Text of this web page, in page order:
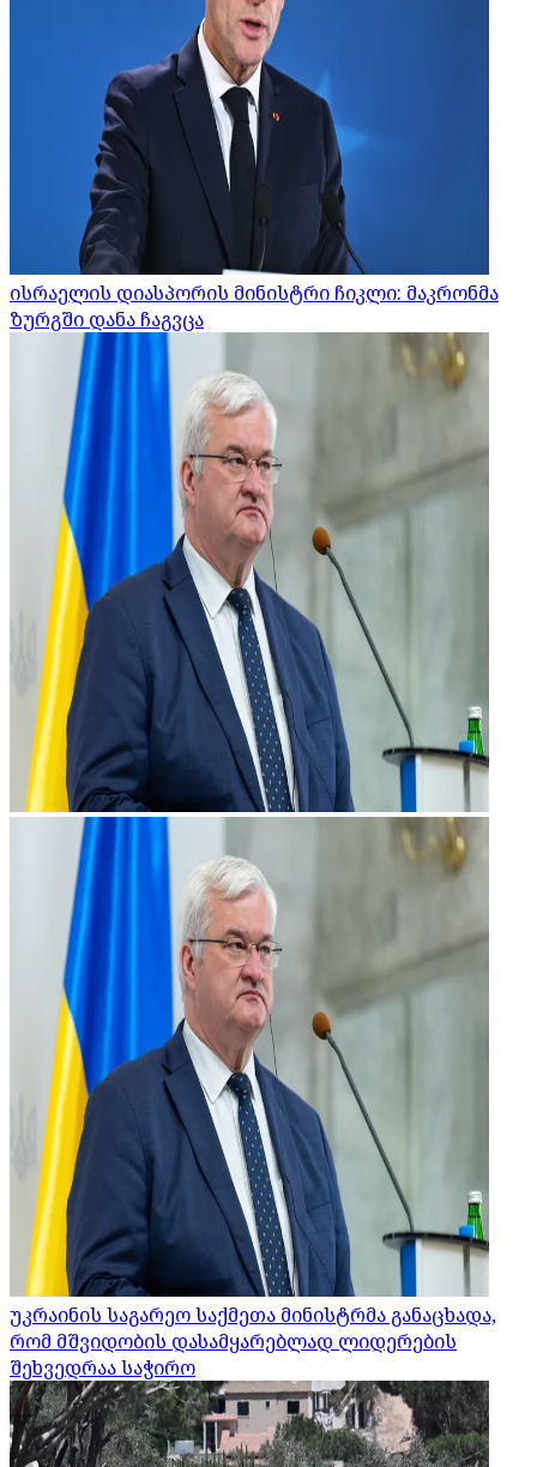
ისრაელის დიასპორის მინისტრი ჩიკლი: მაკრონმა
ზურგში დანა ჩაგვცა
უკრაინის საგარეო საქმეთა მინისტრმა განაცხადა,
რომ მშვიდობის დასამყარებლად ლიდერების
შეხვედრაა საჭირო